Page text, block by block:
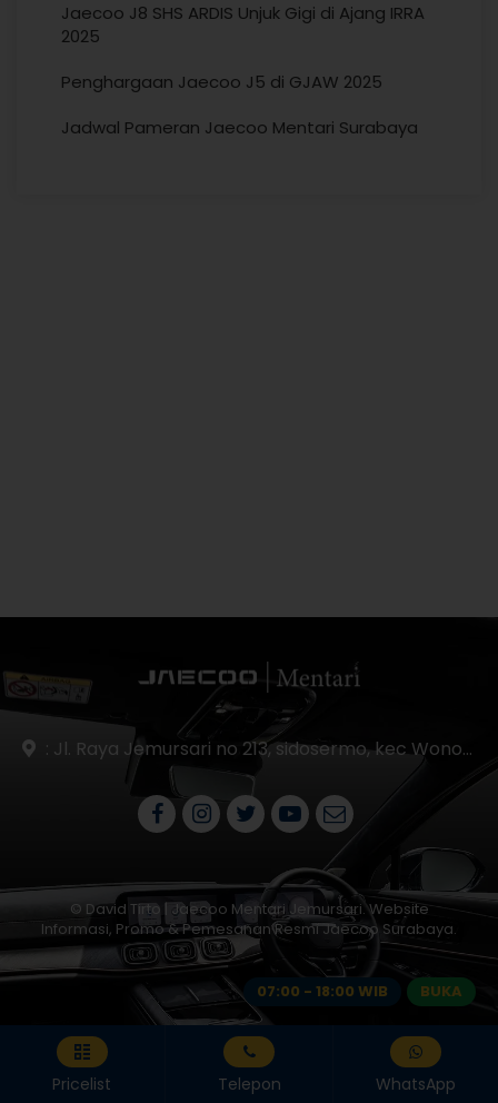
07:00 - 18:00 WIB BUKA
Jaecoo J8 SHS ARDIS Unjuk Gigi di Ajang IRRA
2025
Penghargaan Jaecoo J5 di GJAW 2025
Jadwal Pameran Jaecoo Mentari Surabaya
: Jl. Raya Jemursari no 213, sidosermo, kec Wonocolo Surabaya 60239.
Telepon WhatsApp
Pricelist
© David Tirto | Jaecoo Mentari Jemursari. Website
Informasi, Promo & Pemesanan Resmi Jaecoo Surabaya.